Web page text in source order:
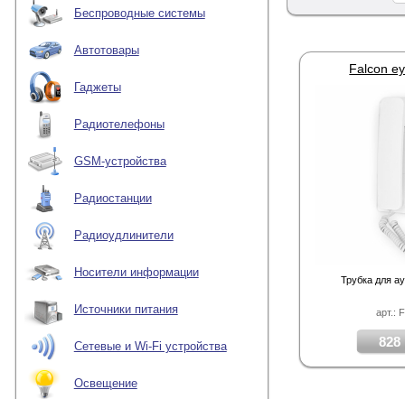
Беспроводные системы
Автотовары
Гаджеты
Радиотелефоны
GSM-устройства
Радиостанции
Радиоудлинители
Носители информации
Источники питания
Сетевые и Wi-Fi устройства
Освещение
Ассортимент
Красноярску, Перми,
арт.:
Falcon
Трубка для
828